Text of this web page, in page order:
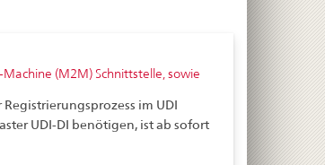
(M2M) Schnittstelle, sowie
im UDI
UDI-DI benötigen, ist ab sofort